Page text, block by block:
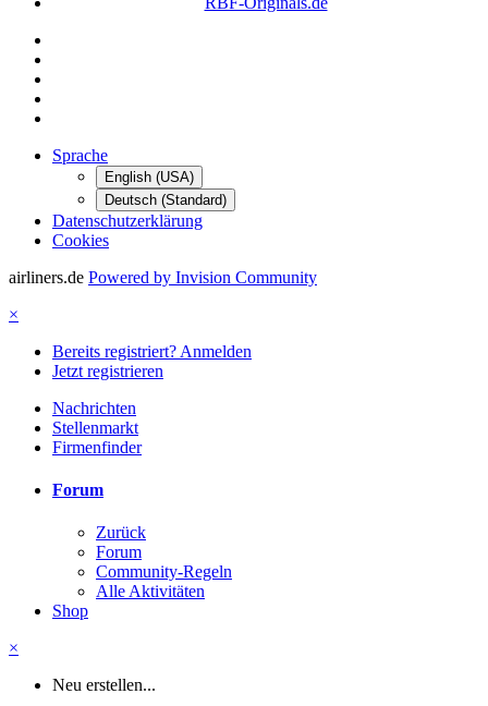
Sprache
English (USA)
Deutsch (Standard)
Datenschutzerklärung
Cookies
airliners.de Powered by Invision Community
×
Bereits registriert? Anmelden
Jetzt registrieren
Nachrichten
Stellenmarkt
Firmenfinder
Forum
Zurück
Forum
Community-Regeln
Alle Aktivitäten
Shop
×
Neu erstellen...